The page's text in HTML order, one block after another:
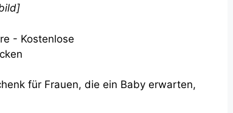
für Frauen, die ein Baby erwarten,